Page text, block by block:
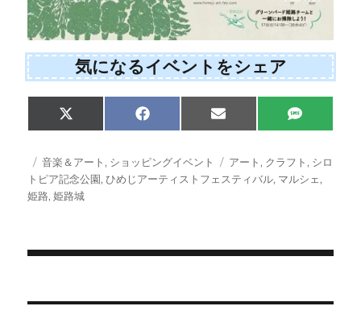
気になるイベントをシェア
Share
on
X
(
w
i
t
t
Share
on
F
a
e
b
o
Share
on
E
m
Share
on
S
M
投
稿
日:
カ
テ
ゴ
音楽＆アート , ショッピングイベント
タ
グ
アート , クラフト , シロ
トピア記念公園,ひめじアーティストフェスティバル, マルシェ,
姫路,姫路城
稿